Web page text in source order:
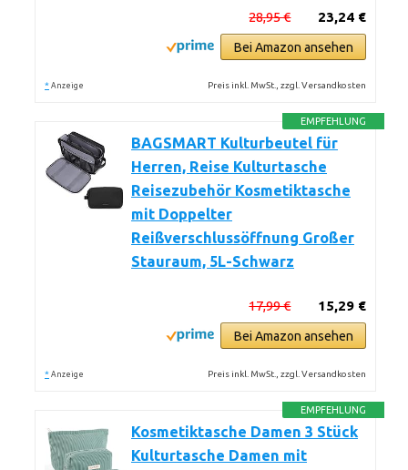
23,24 €
28,95 €
Bei Amazon ansehen
* Anzeige Preis inkl. MwSt., zzgl. Versandkosten
EMPFEHLUNG
BAGSMART Kulturbeutel für
Herren, Reise Kulturtasche
Reisezubehör Kosmetiktasche
mit Doppelter
Reißverschlussöffnung Großer
Stauraum, 5L-Schwarz
15,29 €
17,99 €
Bei Amazon ansehen
* Anzeige Preis inkl. MwSt., zzgl. Versandkosten
EMPFEHLUNG
Kosmetiktasche Damen 3 Stück
Kulturtasche Damen mit